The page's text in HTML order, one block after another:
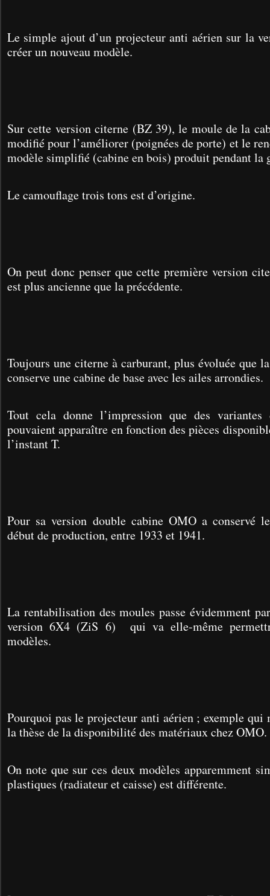
Le simple ajout d’un projecteur anti aérien sur la
créer un nouveau modèle.
Sur cette version citerne (BZ 39), le moule de la
modifié pour l’améliorer (poignées de porte) et le
modèle simplifié (cabine en bois) produit pendant la
Le camouflage trois tons est d’origine.
On peut donc penser que cette première version
est plus ancienne que la précédente.
Toujours une citerne à carburant, plus évoluée que
conserve une cabine de base avec les ailes arrondies.
Tout cela donne l’impression que des variantes
pouvaient apparaître en fonction des pièces
l’instant T.
Pour sa version double cabine OMO a conservé
début de production, entre 1933 et 1941.
La rentabilisation des moules passe évidemment
version 6X4 (ZiS 6) qui va elle-même
modèles.
Pourquoi pas le projecteur anti aérien ; exemple qui
la thèse de la disponibilité des matériaux chez OMO.
On note que sur ces deux modèles apparemment
plastiques (radiateur et caisse) est différente.